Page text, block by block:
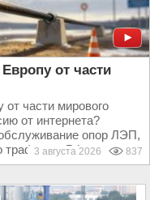
от части
части мирового
от интернета?
опор ЛЭП,
трафика в РФ...
3 августа 2026 837